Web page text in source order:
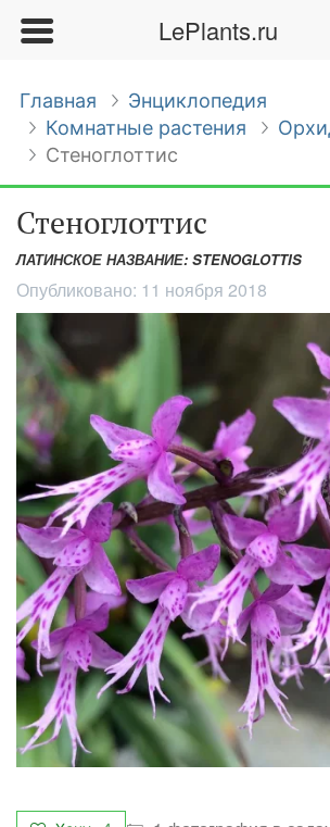
LePlants.ru
Главная
Энциклопедия
Комнатные растения
Стеноглоттис
Стеноглоттис
ЛАТИНСКОЕ НАЗВАНИЕ: STENOGLOTTIS
Опубликовано: 11 ноября 2018